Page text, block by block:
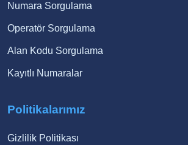
Numara Sorgulama
Operatör Sorgulama
Alan Kodu Sorgulama
Kayıtlı Numaralar
Politikalarımız
Gizlilik Politikası